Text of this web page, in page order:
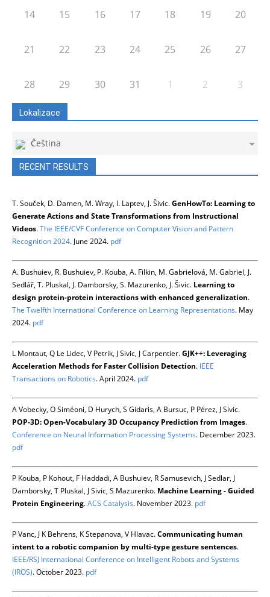
14 15 16 17 18 19 20
21 22 23 24 25 26 27
28 29 30 31 1 2 3
Lokalizace
Čeština
RECENT RESULTS
T. Souček, D. Damen, M. Wray, I. Laptev, J. Šivic.GenHowTo: Learning to
Generate Actions and State Transformations from Instructional
Videos.The IEEE/CVF Conference on Computer Vision and Pattern
Recognition 2024. June 2024. pdf
A. Bushuiev, R. Bushuiev, P. Kouba, A. Filkin, M. Gabrielová, M. Gabriel, J.
Sedlář, T. Pluskal, J. Damborsky, S. Mazurenko, J. Šivic. Learning to
design protein-protein interactions with enhanced generalization.
The Twelfth International Conference on Learning Representations. May
2024. pdf
L Montaut, Q Le Lidec, V Petrik, J Sivic, J Carpentier.GJK++: Leveraging
Acceleration Methods for Faster Collision Detection. IEEE
Transactions on Robotics. April 2024. pdf
A Vobecky, O Siméoni, D Hurych, S Gidaris, A Bursuc, P Pérez, J Sivic.
POP-3D: Open-Vocabulary 3D Occupancy Prediction from Images.
Conference on Neural Information Processing Systems. December 2023.
pdf
P Kouba, P Kohout, F Haddadi, A Bushuiev, R Samusevich, J Sedlar, J
Damborsky, T Pluskal, J Sivic, S Mazurenko. Machine Learning - Guided
Protein Engineering.ACS Catalysis. November 2023. pdf
P Vanc, J K Behrens, K Stepanova, V Hlavac.Communicating human
intent to a robotic companion by multi-type gesture sentences.
IEEE/RSJ International Conference on Intelligent Robots and Systems
(IROS). October 2023. pdf